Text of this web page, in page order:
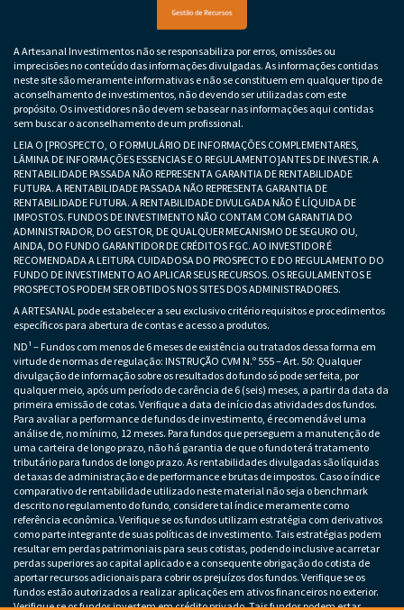
A Artesanal Investimentos não se responsabiliza por erros, omissões ou
imprecisões no conteúdo das informações divulgadas. As informações contidas
neste site são meramente informativas e não se constituem em qualquer tipo de
aconselhamento de investimentos, não devendo ser utilizadas com este
propósito. Os investidores não devem se basear nas informações aqui contidas
sem buscar o aconselhamento de um profissional.
LEIA O [PROSPECTO, O FORMULÁRIO DE INFORMAÇÕES COMPLEMENTARES,
LÂMINA DE INFORMAÇÕES ESSENCIAS E O REGULAMENTO]ANTES DE INVESTIR. A
RENTABILIDADE PASSADA NÃO REPRESENTA GARANTIA DE RENTABILIDADE
FUTURA. A RENTABILIDADE PASSADA NÃO REPRESENTA GARANTIA DE
RENTABILIDADE FUTURA. A RENTABILIDADE DIVULGADA NÃO É LÍQUIDA DE
IMPOSTOS. FUNDOS DE INVESTIMENTO NÃO CONTAM COM GARANTIA DO
ADMINISTRADOR, DO GESTOR, DE QUALQUER MECANISMO DE SEGURO OU,
AINDA, DO FUNDO GARANTIDOR DE CRÉDITOS FGC. AO INVESTIDOR É
RECOMENDADA A LEITURA CUIDADOSA DO PROSPECTO E DO REGULAMENTO DO
FUNDO DE INVESTIMENTO AO APLICAR SEUS RECURSOS. OS REGULAMENTOS E
PROSPECTOS PODEM SER OBTIDOS NOS SITES DOS ADMINISTRADORES.
A ARTESANAL pode estabelecer a seu exclusivo critério requisitos e procedimentos
específicos para abertura de contas e acesso a produtos.
ND¹ – Fundos com menos de 6 meses de existência ou tratados dessa forma em
virtude de normas de regulação: INSTRUÇÃO CVM N.º 555 – Art. 50: Qualquer
divulgação de informação sobre os resultados do fundo só pode ser feita, por
qualquer meio, após um período de carência de 6 (seis) meses, a partir da data da
primeira emissão de cotas. Verifique a data de início das atividades dos fundos.
Para avaliar a performance de fundos de investimento, é recomendável uma
análise de, no mínimo, 12 meses. Para fundos que perseguem a manutenção de
uma carteira de longo prazo, não há garantia de que o fundo terá tratamento
tributário para fundos de longo prazo. As rentabilidades divulgadas são líquidas
de taxas de administração e de performance e brutas de impostos. Caso o índice
comparativo de rentabilidade utilizado neste material não seja o benchmark
descrito no regulamento do fundo, considere tal índice meramente como
referência econômica. Verifique se os fundos utilizam estratégia com derivativos
como parte integrante de suas políticas de investimento. Tais estratégias podem
resultar em perdas patrimoniais para seus cotistas, podendo inclusive acarretar
perdas superiores ao capital aplicado e a consequente obrigação do cotista de
aportar recursos adicionais para cobrir os prejuízos dos fundos. Verifique se os
fundos estão autorizados a realizar aplicações em ativos financeiros no exterior.
Verifique se os fundos investem em crédito privado. Tais fundos podem estar